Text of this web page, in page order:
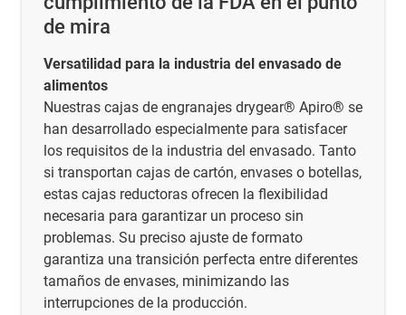
de mira
Versatilidad para la industria del envasado de
alimentos
Nuestras cajas de engranajes drygear® Apiro® se
han desarrollado especialmente para satisfacer
los requisitos de la industria del envasado. Tanto
si transportan cajas de cartón, envases o botellas,
estas cajas reductoras ofrecen la flexibilidad
necesaria para garantizar un proceso sin
problemas. Su preciso ajuste de formato
garantiza una transición perfecta entre diferentes
tamaños de envases, minimizando las
interrupciones de la producción.